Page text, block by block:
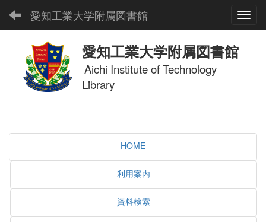
愛知工業大学附属図書館
愛知工業大学附属図書館
Aichi Institute of Technology
Library
HOME
利用案内
資料検索